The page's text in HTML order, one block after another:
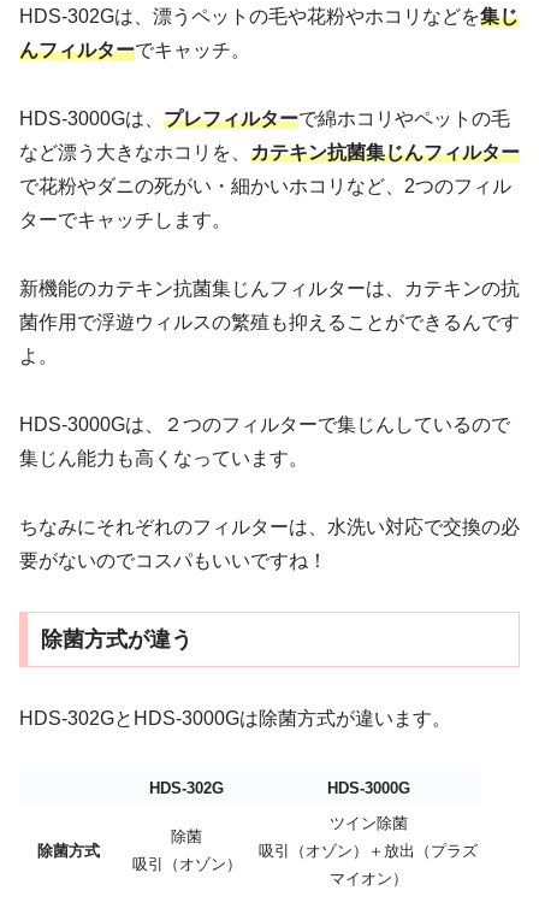
HDS-302Gは、漂うペットの毛や花粉やホコリなどを集じ
んフィルターでキャッチ。
HDS-3000Gは、 プレフィルターで綿ホコリやペットの毛
など漂う大きなホコリを、 カテキン抗菌集じんフィルター
で花粉やダニの死がい・細かいホコリなど、2つのフィル
ターでキャッチします。
新機能のカテキン抗菌集じんフィルターは、カテキンの抗
菌作用で浮遊ウィルスの繁殖も抑えることができるんです
よ。
HDS-3000Gは、２つのフィルターで集じんしているので
集じん能力も高くなっています。
ちなみにそれぞれのフィルターは、水洗い対応で交換の必
要がないのでコスパもいいですね！
除菌方式が違う
HDS-302GとHDS-3000Gは除菌方式が違います。
HDS-302G HDS-3000G
除菌方式
除菌
吸引（オゾン）
ツイン除菌
吸引（オゾン）＋放出（プラズ
マイオン）